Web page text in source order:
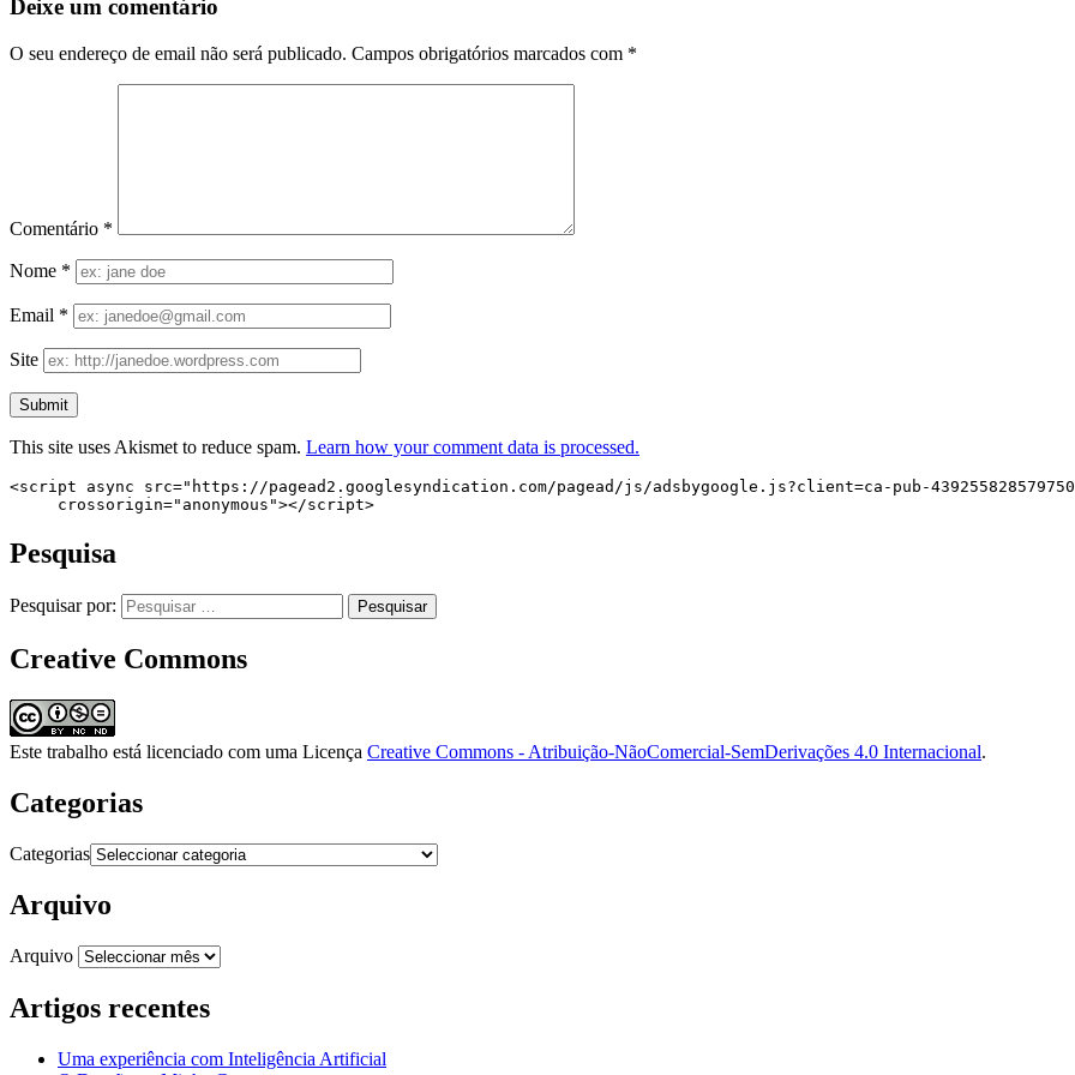
Deixe um comentário
O seu endereço de email não será publicado. Campos obrigatórios marcados com *
Comentário *
Nome *
Email *
Site
This site uses Akismet to reduce spam. Learn how your comment data is processed.
<script async src="https://pagead2.googlesyndication.com/pagead/js/adsbygoogle.js?client=ca-pub-
     crossorigin="anonymous"></script>
Pesquisa
Pesquisar por:
Creative Commons
Este trabalho está licenciado com uma Licença Creative Commons - Atribuição-NãoComercial-SemDerivações 4.0 Internacional.
Categorias
Categorias
Arquivo
Arquivo
Artigos recentes
Uma experiência com Inteligência Artificial